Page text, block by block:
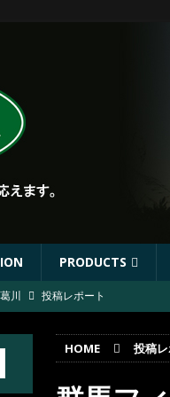
PRODUCTS
川
投稿レポート
リリース予定商品
お知らせ
投稿レポート
HOME 投稿